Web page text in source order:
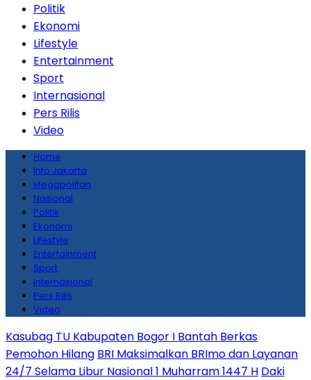
Politik
Ekonomi
Lifestyle
Entertainment
Sport
Internasional
Pers Rilis
Video
Home
Info Jakarta
Megapolitan
Nasional
Politik
Ekonomi
Lifestyle
Entertainment
Sport
Internasional
Pers Rilis
Video
Kasubag TU Kabupaten Bogor I Bantah Berkas
Pemohon Hilang BRI Maksimalkan BRImo dan Layanan
24/7 Selama Libur Nasional 1 Muharram 1447 H Daki